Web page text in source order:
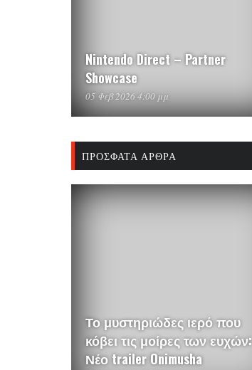
Nintendo Direct – Partner
Showcase
05 Φεβ 2026 4:00 μμ
ΠΡΌΣΦΑΤΑ ΆΡΘΡΑ
Το μυστηριώδες ιερό που
κόβει τις μοίρες των ευχών:
Νέο trailer Onimusha